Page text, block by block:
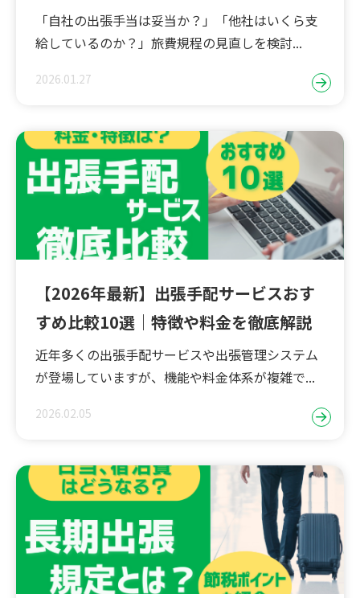
「自社の出張手当は妥当か？」「他社はいくら支
給しているのか？」旅費規程の見直しを検討...
2026.01.27
【2026年最新】出張手配サービスおす
すめ比較10選｜特徴や料金を徹底解説
近年多くの出張手配サービスや出張管理システム
が登場していますが、機能や料金体系が複雑で...
2026.02.05